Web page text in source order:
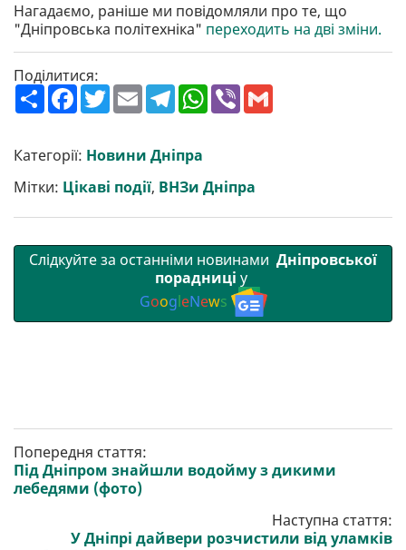
Нагадаємо, раніше ми повідомляли про те, що
"Дніпровська політехніка" переходить на дві зміни.
Поділитися:
П
о
р
и
т
и
F
a
b
o
o
k
T
w
t
e
r
E
m
l
T
e
g
r
a
m
W
h
p
p
V
Категорії: Новини Дніпра
Мітки: Цікаві події, ВНЗи Дніпра
Слідкуйте за останніми новинами Дніпровської
порадниці у
GoogleNews
Попередня стаття:
Під Дніпром знайшли водойму з дикими
лебедями (фото)
Наступна стаття:
У Дніпрі дайвери розчистили від уламків